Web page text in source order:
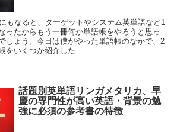
もなると、ターゲットやシステム英単語など1
ったからもう一冊何か単語帳をやろうと思っ
しょう。今日は僕がやった単語帳のなかで、2
をいくつか紹介した...
話題別英単語リンガメタリカ、早
慶の専門性が高い英語・背景の勉
強に必須の参考書の特徴